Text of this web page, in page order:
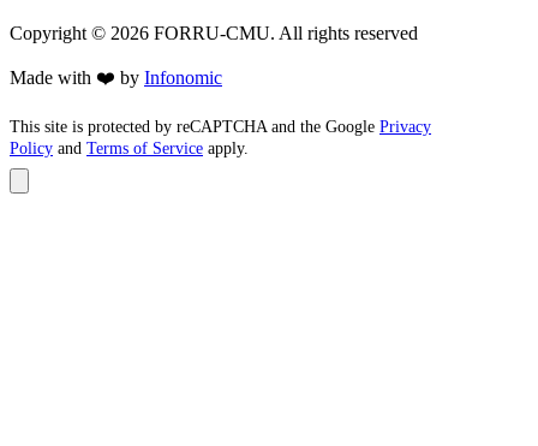
Copyright © 2026 FORRU-CMU. All rights reserved
Made with ❤️ by Infonomic
This site is protected by reCAPTCHA and the Google Privacy
Policy and Terms of Service apply.